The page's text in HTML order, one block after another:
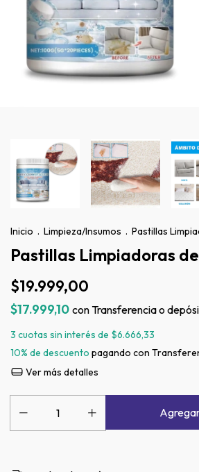
Inicio . Limpieza/Insumos . Pastillas
Pastillas Limpiadoras
$19.999,00
$17.999,10 conTransferencia o
3 cuotas sin interés de $6.666,33
10% de descuento pagando con
Ver más detalles